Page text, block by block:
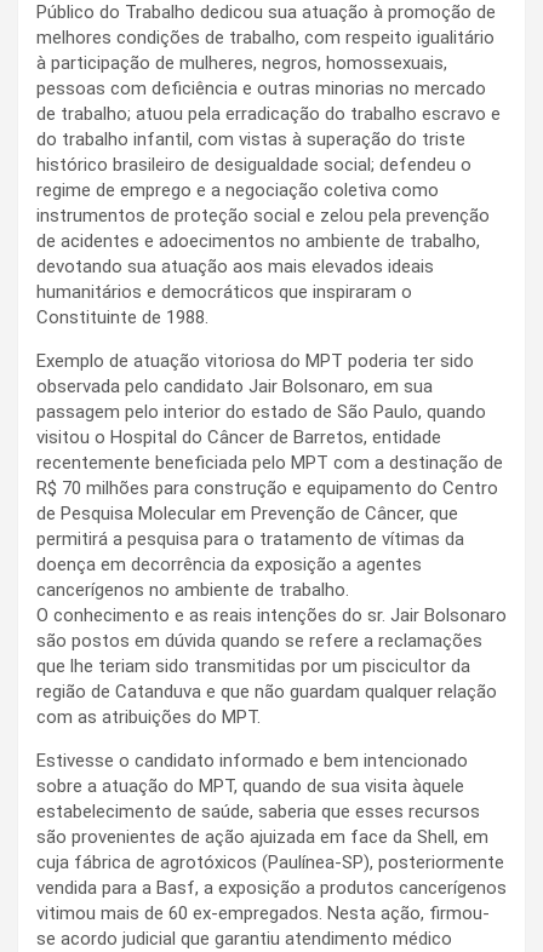
Público do Trabalho dedicou sua atuação à promoção de
melhores condições de trabalho, com respeito igualitário
à participação de mulheres, negros, homossexuais,
pessoas com deficiência e outras minorias no mercado
de trabalho; atuou pela erradicação do trabalho escravo e
do trabalho infantil, com vistas à superação do triste
histórico brasileiro de desigualdade social; defendeu o
regime de emprego e a negociação coletiva como
instrumentos de proteção social e zelou pela prevenção
de acidentes e adoecimentos no ambiente de trabalho,
devotando sua atuação aos mais elevados ideais
humanitários e democráticos que inspiraram o
Constituinte de 1988.
Exemplo de atuação vitoriosa do MPT poderia ter sido
observada pelo candidato Jair Bolsonaro, em sua
passagem pelo interior do estado de São Paulo, quando
visitou o Hospital do Câncer de Barretos, entidade
recentemente beneficiada pelo MPT com a destinação de
R$ 70 milhões para construção e equipamento do Centro
de Pesquisa Molecular em Prevenção de Câncer, que
permitirá a pesquisa para o tratamento de vítimas da
doença em decorrência da exposição a agentes
cancerígenos no ambiente de trabalho.
O conhecimento e as reais intenções do sr. Jair Bolsonaro
são postos em dúvida quando se refere a reclamações
que lhe teriam sido transmitidas por um piscicultor da
região de Catanduva e que não guardam qualquer relação
com as atribuições do MPT.
Estivesse o candidato informado e bem intencionado
sobre a atuação do MPT, quando de sua visita àquele
estabelecimento de saúde, saberia que esses recursos
são provenientes de ação ajuizada em face da Shell, em
cuja fábrica de agrotóxicos (Paulínea-SP), posteriormente
vendida para a Basf, a exposição a produtos cancerígenos
vitimou mais de 60 ex-empregados. Nesta ação, firmou-
se acordo judicial que garantiu atendimento médico